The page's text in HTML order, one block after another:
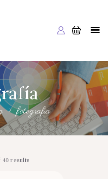
fotografía
40 results